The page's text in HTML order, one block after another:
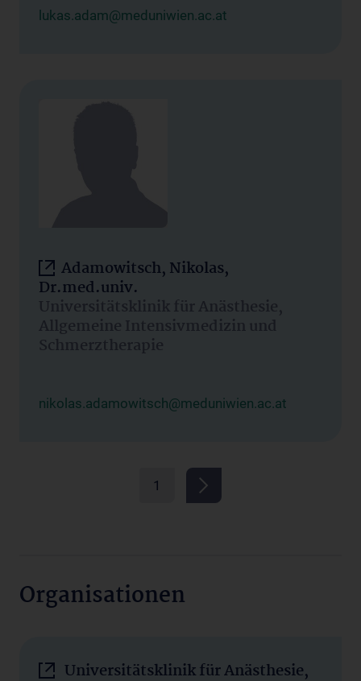
lukas.adam@meduniwien.ac.at
Adamowitsch, Nikolas,
Dr.med.univ.
Universitätsklinik für Anästhesie,
Allgemeine Intensivmedizin und
Schmerztherapie
nikolas.adamowitsch@meduniwien.ac.at
1
Organisationen
Universitätsklinik für Anästhesie,